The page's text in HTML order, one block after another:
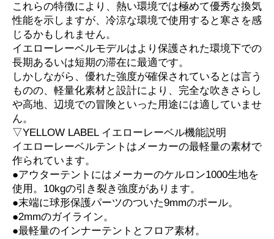
これらの特徴により、熱い環境では極めて優秀な換気
性能を示しますが、冷涼な環境で使用すると寒さを感
じるかもしれません。
イエローレーベルモデルはより保護された環境下での
長期あるいは短期の滞在に最適です。
しかしながら、優れた強度が確保されているとは言う
ものの、軽量化素材と設計により、完全な吹きさらし
や高地、辺境での冒険といった用途には適していませ
ん。
▽YELLOW LABEL イエローレーベル機能説明
イエローレーベルテントはメーカーの最軽量の素材で
作られています。
●アウターテントにはメーカーのケルロン1000生地を
使用。10kgの引き裂き強度があります。
●末端に球形保護パーツのついた9mmのポール。
●2mmのガイライン。
●最軽量のインナーテントとフロア素材。